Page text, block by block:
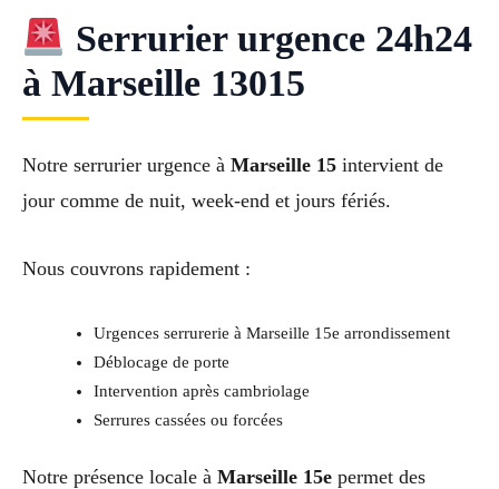
Serrurier urgence 24h24
à Marseille 13015
Notre serrurier urgence à Marseille 15 intervient de
jour comme de nuit, week-end et jours fériés.
Nous couvrons rapidement :
Urgences serrurerie à Marseille 15e arrondissement
Déblocage de porte
Intervention après cambriolage
Serrures cassées ou forcées
Notre présence locale à Marseille 15e permet des